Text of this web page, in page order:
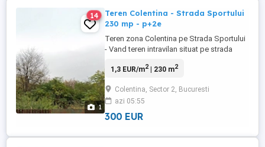
1
14
Teren Colentina - Strada Sportului
230 mp - p+2e
Teren zona Colentina pe Strada Sportului
- Vand teren intravilan situat pe strada
Ideal pentru constructie rezidentiala.
Deschidere: 12 mp Regim inaltime:
Urbanism P + 2E Utilitati: Toate utilitatile
disponibile la teren Pret ...
1,3 EUR/m2| 230 m2
Colentina, Sector 2, Bucuresti
azi 05:55
300 EUR